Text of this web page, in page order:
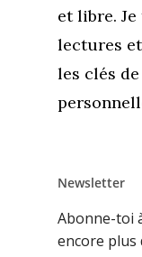
et libre.
lectures
les clés
Newsletter